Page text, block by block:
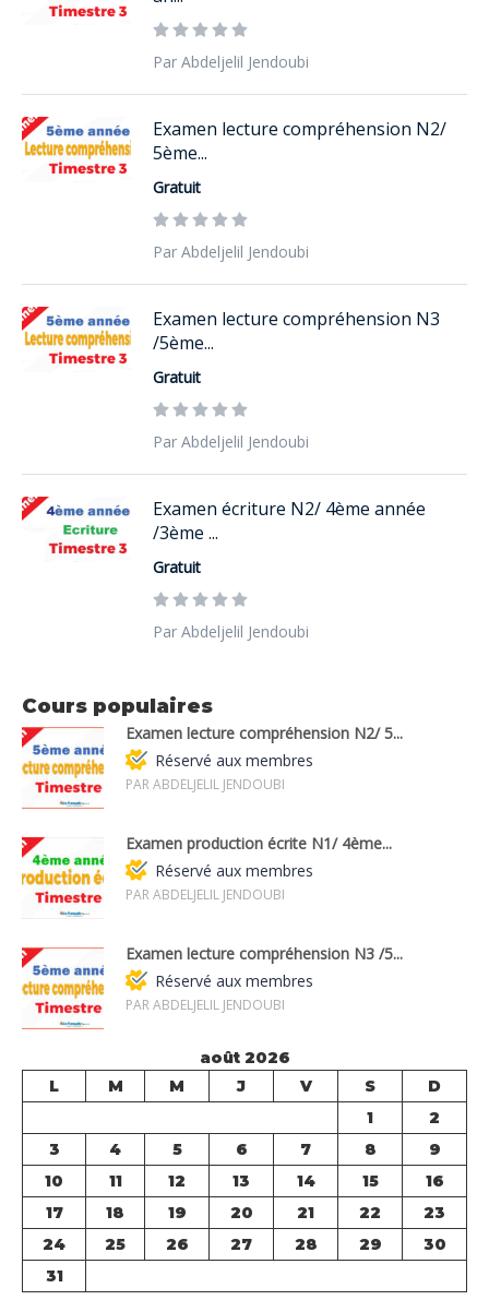
Par Abdeljelil Jendoubi
Examen lecture compréhension N2/
5ème...
Gratuit
Par Abdeljelil Jendoubi
Examen lecture compréhension N3
/5ème...
Gratuit
Par Abdeljelil Jendoubi
Examen écriture N2/ 4ème année
/3ème ...
Gratuit
Par Abdeljelil Jendoubi
Cours populaires
Examen lecture compréhension N2/ 5...
Réservé aux membres
PAR ABDELJELIL JENDOUBI
Examen production écrite N1/ 4ème...
Réservé aux membres
PAR ABDELJELIL JENDOUBI
Examen lecture compréhension N3 /5...
Réservé aux membres
PAR ABDELJELIL JENDOUBI
août 2026
L
M M J V S
D
1
2
3
4 5 6 7 8
9
10
11 12 13 14 15
16
17
18 19 20 21 22
23
24
25 26 27 28 29
30
31